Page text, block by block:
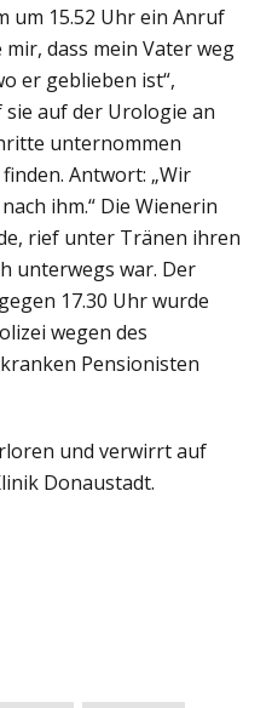
um 15.52 Uhr ein Anruf
mir, dass mein Vater weg
er geblieben ist“,
auf der Urologie an
unternommen
Antwort: „Wir
ihm.“ Die Wienerin
rief unter Tränen ihren
unterwegs war. Der
17.30 Uhr wurde
wegen des
Pensionisten
und verwirrt auf
Donaustadt.